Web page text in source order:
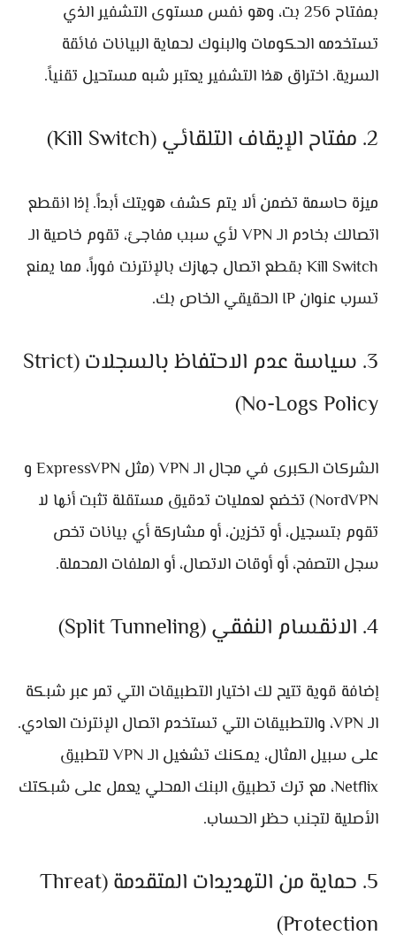
بمفتاح 256 بت، وهو نفس مستوى التشفير الذي
تستخدمه الحكومات والبنوك لحماية البيانات فائقة
السرية. اختراق هذا التشفير يعتبر شبه مستحيل تقنياً.
2. مفتاح الإيقاف التلقائي (Kill Switch)
ميزة حاسمة تضمن ألا يتم كشف هويتك أبداً. إذا انقطع
اتصالك بخادم الـ VPN لأي سبب مفاجئ، تقوم خاصية الـ
Kill Switch بقطع اتصال جهازك بالإنترنت فوراً، مما يمنع
تسرب عنوان IP الحقيقي الخاص بك.
3. سياسة عدم الاحتفاظ بالسجلات (Strict
No-Logs Policy)
الشركات الكبرى في مجال الـ VPN (مثل ExpressVPN و
NordVPN) تخضع لعمليات تدقيق مستقلة تثبت أنها لا
تقوم بتسجيل، أو تخزين، أو مشاركة أي بيانات تخص
سجل التصفح، أو أوقات الاتصال، أو الملفات المحملة.
4. الانقسام النفقي (Split Tunneling)
إضافة قوية تتيح لك اختيار التطبيقات التي تمر عبر شبكة
الـ VPN، والتطبيقات التي تستخدم اتصال الإنترنت العادي.
على سبيل المثال، يمكنك تشغيل الـ VPN لتطبيق
Netflix، مع ترك تطبيق البنك المحلي يعمل على شبكتك
الأصلية لتجنب حظر الحساب.
5. حماية من التهديدات المتقدمة (Threat
Protection)